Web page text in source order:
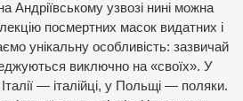
Андріївському узвозі нині можна
посмертних масок видатних і
унікальну особливість: зазвичай
виключно на «своїх». У
— італійці, у Польщі — поляки.